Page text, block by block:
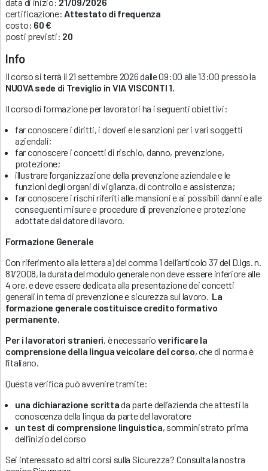
certificazione: Attestato di frequenza
costo: 60 €
posti previsti: 20
Info
Il corso si terrà il 21 settembre 2026 dalle 09:00 alle 13:00 presso la
NUOVA sede di Treviglio in VIA VISCONTI 1.
Il corso di formazione per lavoratori ha i seguenti obiettivi:
far conoscere i diritti, i doveri e le sanzioni per i vari soggetti
aziendali;
far conoscere i concetti di rischio, danno, prevenzione,
protezione;
illustrare l’organizzazione della prevenzione aziendale e le
funzioni degli organi di vigilanza, di controllo e assistenza;
far conoscere i rischi riferiti alle mansioni e ai possibili danni e alle
conseguenti misure e procedure di prevenzione e protezione
adottate dal datore di lavoro.
Formazione Generale
Con riferimento alla lettera a) del comma 1 dell’articolo 37 del D.lgs. n.
81/2008, la durata del modulo generale non deve essere inferiore alle
4 ore, e deve essere dedicata alla presentazione dei concetti
generali in tema di prevenzione e sicurezza sul lavoro. La
formazione generale costituisce credito formativo
permanente.
Per i lavoratori stranieri, è necessario verificare la
comprensione della lingua veicolare del corso, che di norma è
l’italiano.
Questa verifica può avvenire tramite:
una dichiarazione scrittada parte dell’azienda che attesti la
conoscenza della lingua da parte del lavoratore
un test di comprensione linguistica, somministrato prima
dell’inizio del corso
Sei interessato ad altri corsi sulla Sicurezza? Consulta la nostra